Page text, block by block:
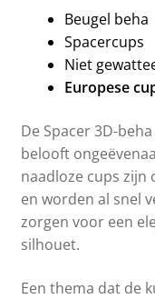
Beugel beha
Spacercups
Niet
Europese
De Spacer 3D-
belooft
naadloze cups zijn
en worden al snel
zorgen voor een
silhouet.
Een thema dat de